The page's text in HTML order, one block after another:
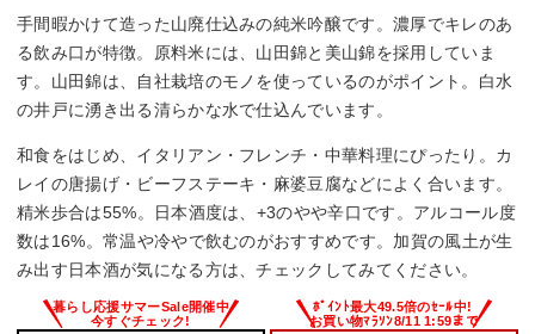
手間暇かけて造った山廃仕込みの純米吟醸です。濃厚でキレのあ
る飲み口が特徴。原料米には、山田錦と美山錦を採用していま
す。山田錦は、自社栽培のモノを使っているのがポイント。白水
の井戸に湧き出る清らかな水で仕込んでいます。
和食をはじめ、イタリアン・フレンチ・中華料理にぴったり。カ
レイの唐揚げ・ビーフステーキ・麻婆豆腐などによく合います。
精米歩合は55%。日本酒度は、+3のやや辛口です。アルコール度
数は16%。常温や冷やで飲むのがおすすめです。加賀の風土が生
み出す日本酒が気になる方は、チェックしてみてください。